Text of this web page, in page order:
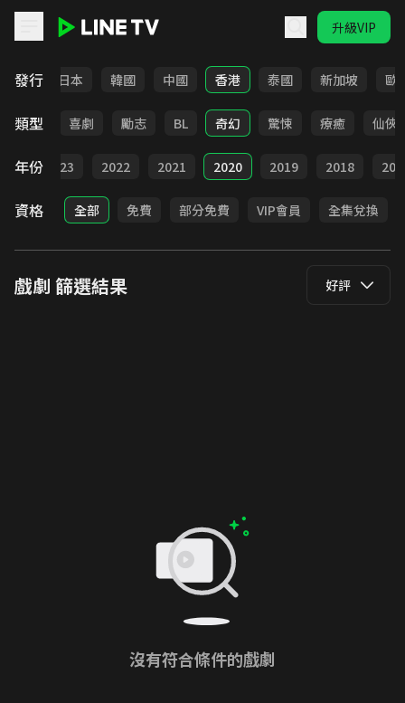
升級VIP
發行
台灣 日本 韓國 中國 香港 泰國 新加坡 歐
類型
懸疑 喜劇 勵志 BL 奇幻 驚悚 療癒 仙俠
年份 2023 2022 2021 2020 2019 2018
資格 全部 免費 部分免費 VIP會員 全集兌換
戲劇 篩選結果 好評
沒有符合條件的戲劇